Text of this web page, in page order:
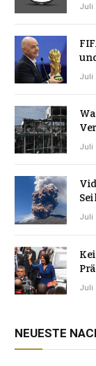
Juli
Juli
Juli
Juli
Juli
NEUESTE